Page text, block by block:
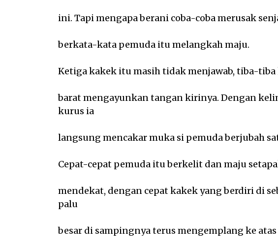
ini. Tapi mengapa berani coba-coba merusak
berkata-kata pemuda itu melangkah maju.
Ketiga kakek itu masih tidak menjawab, tiba-
barat mengayunkan tangan kirinya. Dengan
kurus ia
langsung mencakar muka si pemuda berjubah
Cepat-cepat pemuda itu berkelit dan maju
mendekat, dengan cepat kakek yang berdiri di
palu
besar di sampingnya terus mengemplang ke